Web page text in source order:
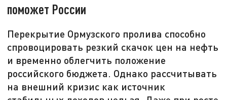
поможет России
Перекрытие Ормузского пролива способно
спровоцировать резкий скачок цен на нефть
и временно облегчить положение
российского бюджета. Однако рассчитывать
на внешний кризис как источник